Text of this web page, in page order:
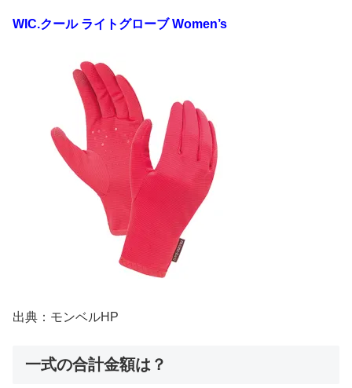
WIC.クール ライトグローブWomen’s
出典：モンベルHP
一式の合計金額は？